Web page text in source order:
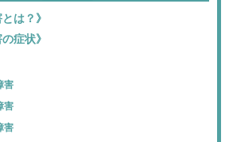
は？》
症状》
害
害
害